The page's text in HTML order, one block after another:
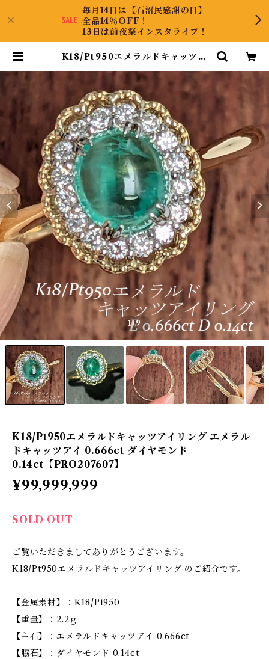
毎月14日は【石沼民感謝の日】
全品14％OFF！
13日は前夜祭インスタライブ！
K18/Pt950エメラルドキャッツア
0.666ct ダイヤモンド 0.14ct【P
RO207607】 | KyaraPLUS Co.,
Ltd.
1/9
K18/Pt950エメラルドキャッツアイリング エメラル
ドキャッツアイ 0.666ct ダイヤモンド
0.14ct【PRO207607】
¥99,999,999
SOLD OUT
ご覧いただきましてありがとうございます。
K18/Pt950エメラルドキャッツアイリング のご紹介です。
【金属素材】：K18/Pt950
【重量】：2.2ｇ
【主石】：エメラルドキャッツアイ 0.666ct
【脇石】：ダイヤモンド 0.14ct